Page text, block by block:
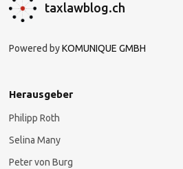
taxlawblog.ch
Powered byKOMUNIQUE GMBH
Herausgeber
Philipp Roth
Selina Many
Peter von Burg